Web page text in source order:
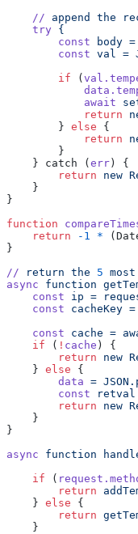
    //
append the
    try
{
        const
body =
        const
val =
        if
(
            await
            return
        }
else {
            return
        }
    } catch (
err) {
        return
new
    }
}
function
    return
-1 *
}
// return the 5 most
async function
    const
ip =
    const
cacheKey =
    const
cache =
    if
( ! cache ) {
        return
new
    }
else {
        data
=
        const
retval
        return
new
    }
}
async function
    if
(
        return
    }
else {
        return
    }